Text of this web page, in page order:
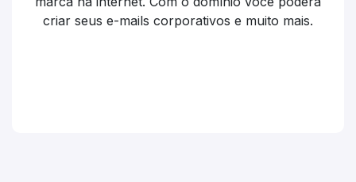
criar seus e-mails corporativos e muito mais.